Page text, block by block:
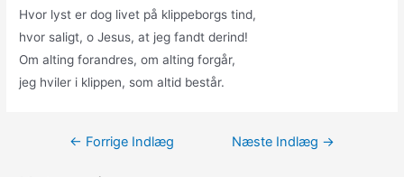
Hvor lyst er dog livet på klippeborgs tind,
hvor saligt, o Jesus, at jeg fandt derind!
Om alting forandres, om alting forgår,
jeg hviler i klippen, som altid består.
Indlægsnavigation
← Forrige Indlæg Næste Indlæg →